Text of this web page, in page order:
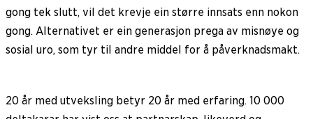
gong tek slutt, vil det krevje ein større innsats enn nokon
gong. Alternativet er ein generasjon prega av misnøye og
sosial uro, som tyr til andre middel for å påverknadsmakt.
20 år med utveksling betyr 20 år med erfaring. 10 000